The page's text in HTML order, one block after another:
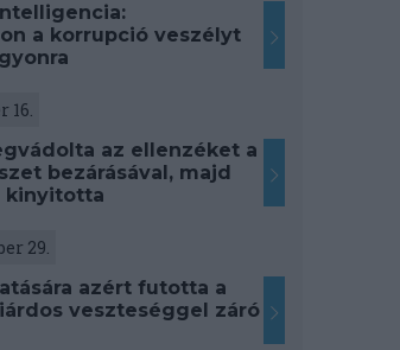
a korrupció veszélyt
16.
az ellenzéket a
bezárásával, majd
kinyitotta
29.
azért futotta a
veszteséggel záró